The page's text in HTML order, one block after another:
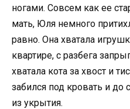
ногами. Совсем как ее
мать, Юля немного
равно. Она хватала
квартире, с разбега
хватала кота за хвост и
забился под кровать и
из укрытия.